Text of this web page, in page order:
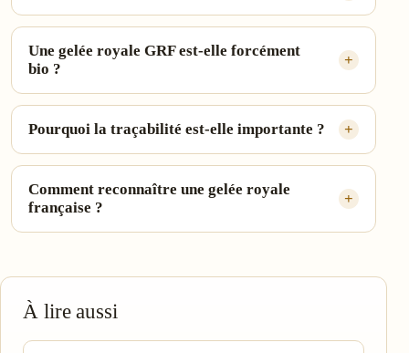
Une gelée royale GRF est-elle forcément
bio ?
Pourquoi la traçabilité est-elle importante ?
Comment reconnaître une gelée royale
française ?
À lire aussi